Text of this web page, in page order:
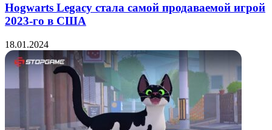
Hogwarts Legacy стала самой продаваемой игрой
2023-го в США
18.01.2024